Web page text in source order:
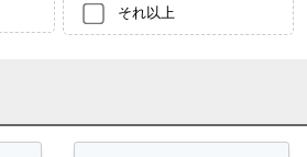
それ以上